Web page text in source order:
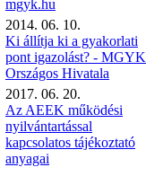
mgyk.hu
2014. 06. 10.
Ki állítja ki a gyakorlati
pont igazolást? - MGYK
Országos Hivatala
2017. 06. 20.
Az AEEK működési
nyilvántartással
kapcsolatos tájékoztató
anyagai